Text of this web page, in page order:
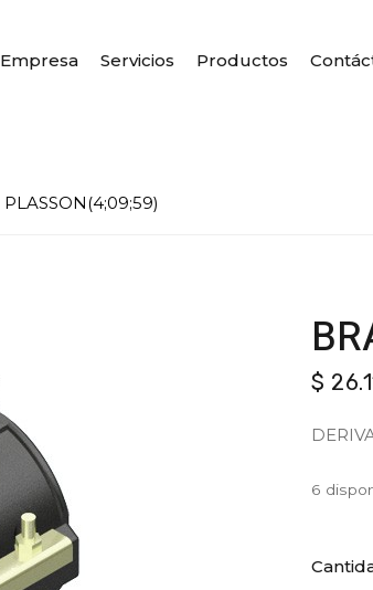
Empresa Servicios Productos
$
6